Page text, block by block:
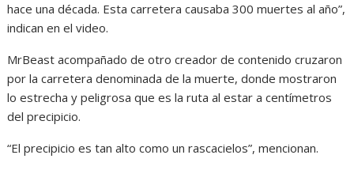
hace una década. Esta carretera causaba 300 muertes al año”,
indican en el video.
MrBeast acompañado de otro creador de contenido cruzaron
por la carretera denominada de la muerte, donde mostraron
lo estrecha y peligrosa que es la ruta al estar a centímetros
del precipicio.
“El precipicio es tan alto como un rascacielos”, mencionan.